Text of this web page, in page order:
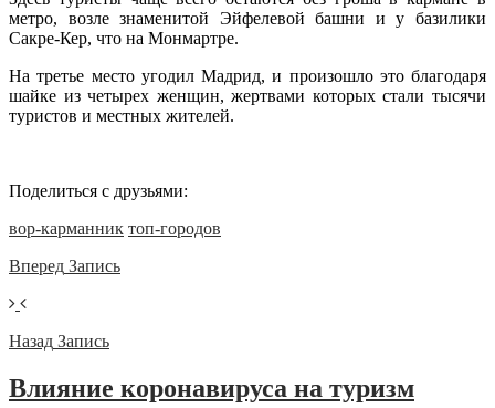
метро, возле знаменитой Эйфелевой башни и у базилики
Сакре-Кер, что на Монмартре.
На третье место угодил Мадрид, и произошло это благодаря
шайке из четырех женщин, жертвами которых стали тысячи
туристов и местных жителей.
Поделиться с друзьями:
вор-карманник топ-городов
Вперед Запись
Назад Запись
Влияние коронавируса на туризм